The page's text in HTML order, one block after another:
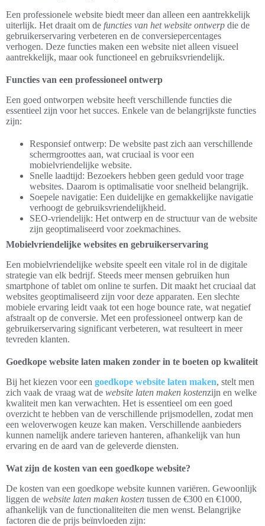
Een professionele website biedt meer dan alleen een aantrekkelijk
uiterlijk. Het draait om de functies van het website ontwerp die de
gebruikerservaring verbeteren en de conversiepercentages
verhogen. Deze functies maken een website niet alleen visueel
aantrekkelijk, maar ook functioneel en gebruiksvriendelijk.
Functies van een professioneel ontwerp
Een goed ontworpen website heeft verschillende functies die
essentieel zijn voor het succes. Enkele van de belangrijkste functies
zijn:
Responsief ontwerp: De website past zich aan verschillende
schermgroottes aan, wat cruciaal is voor een
mobielvriendelijke website.
Snelle laadtijd: Bezoekers hebben geen geduld voor trage
websites. Daarom is optimalisatie voor snelheid belangrijk.
Soepele navigatie: Een duidelijke en gemakkelijke navigatie
verhoogt de gebruiksvriendelijkheid.
SEO-vriendelijk: Het ontwerp en de structuur van de website
zijn geoptimaliseerd voor zoekmachines.
Mobielvriendelijke websites en gebruikerservaring
Een mobielvriendelijke website speelt een vitale rol in de digitale
strategie van elk bedrijf. Steeds meer mensen gebruiken hun
smartphone of tablet om online te surfen. Dit maakt het cruciaal dat
websites geoptimaliseerd zijn voor deze apparaten. Een slechte
mobiele ervaring leidt vaak tot een hoge bounce rate, wat negatief
afstraalt op de conversie. Met een professioneel ontwerp kan de
gebruikerservaring significant verbeteren, wat resulteert in meer
tevreden klanten.
Goedkope website laten maken zonder in te boeten op kwaliteit
Bij het kiezen voor een goedkope website laten maken, stelt men
zich vaak de vraag wat de website laten maken kostenzijn en welke
kwaliteit men kan verwachten. Het is essentieel om een goed
overzicht te hebben van de verschillende prijsmodellen, zodat men
een weloverwogen keuze kan maken. Verschillende aanbieders
kunnen namelijk andere tarieven hanteren, afhankelijk van hun
ervaring en de aard van de geleverde diensten.
Wat zijn de kosten van een goedkope website?
De kosten van een goedkope website kunnen variëren. Gewoonlijk
liggen de website laten maken kosten tussen de €300 en €1000,
afhankelijk van de functionaliteiten die men wenst. Belangrijke
factoren die de prijs beïnvloeden zijn: